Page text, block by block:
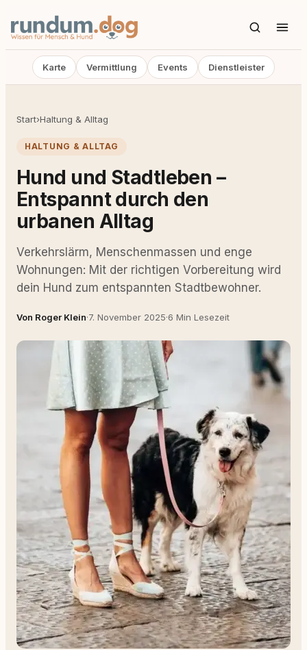
Karte Vermittlung Events Dienstleister
Start›Haltung & Alltag
HALTUNG & ALLTAG
Hund und Stadtleben –
Entspannt durch den
urbanen Alltag
Verkehrslärm, Menschenmassen und enge
Wohnungen: Mit der richtigen Vorbereitung wird
dein Hund zum entspannten Stadtbewohner.
Von Roger Klein·7. November 2025·6 Min Lesezeit